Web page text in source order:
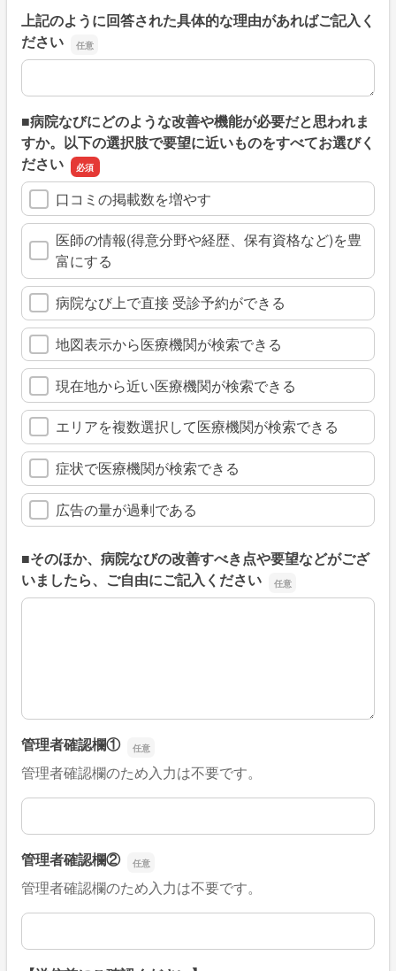
上記のように回答された具体的な理由があればご記入く
ださい
上記のように回答された具体的な理由があればご記入くだ
■病院なびにどのような改善や機能が必要だと思われま
すか。以下の選択肢で要望に近いものをすべてお選びく
ださい
口コミの掲載数を増やす
医師の情報(得意分野や経歴、保有資格など)を豊
富にする
病院なび上で直接 受診予約ができる
地図表示から医療機関が検索できる
現在地から近い医療機関が検索できる
エリアを複数選択して医療機関が検索できる
症状で医療機関が検索できる
広告の量が過剰である
■そのほか、病院なびの改善すべき点や要望などがござ
いましたら、ご自由にご記入ください
■そのほか、病院なびの改善すべき点や要望などがござい
管理者確認欄①
管理者確認欄のため入力は不要です。
管理者確認欄①
管理者確認欄②
管理者確認欄のため入力は不要です。
管理者確認欄②